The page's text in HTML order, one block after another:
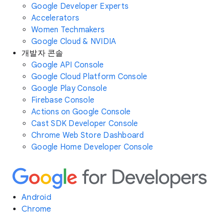
Google Developer Experts
Accelerators
Women Techmakers
Google Cloud & NVIDIA
개발자 콘솔
Google API Console
Google Cloud Platform Console
Google Play Console
Firebase Console
Actions on Google Console
Cast SDK Developer Console
Chrome Web Store Dashboard
Google Home Developer Console
Android
Chrome